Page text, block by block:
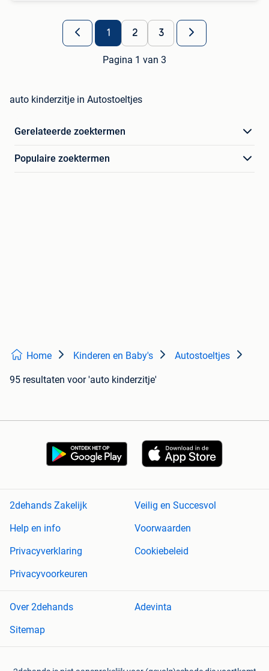
1 2 3
Pagina 1 van 3
auto kinderzitje in Autostoeltjes
Gerelateerde zoektermen
Populaire zoektermen
Home Kinderen en Baby's Autostoeltjes
95 resultaten voor 'auto kinderzitje'
2dehands Zakelijk
Veilig en Succesvol
Help en info
Voorwaarden
Privacyverklaring
Cookiebeleid
Privacyvoorkeuren
Over 2dehands
Adevinta
Sitemap